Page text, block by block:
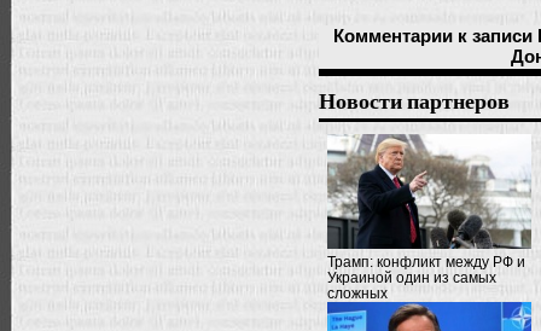
Комментарии к
Новости партнеров
Трамп: конфликт между РФ и
Украиной один из самых
сложных